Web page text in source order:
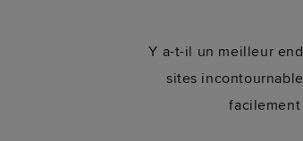
Y a-t-il un meilleur
sites